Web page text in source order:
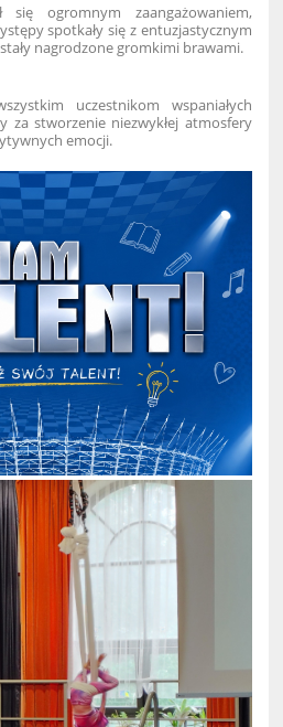
się ogromnym zaangażowaniem,
spotkały się z entuzjastycznym
nagrodzone gromkimi brawami.
uczestnikom wspaniałych
za stworzenie niezwykłej atmosfery
emocji.